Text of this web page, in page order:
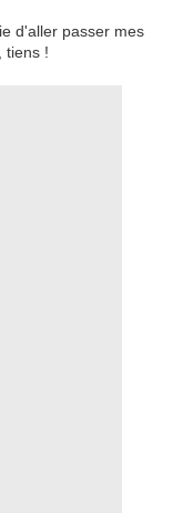
d'aller passer mes
tiens !